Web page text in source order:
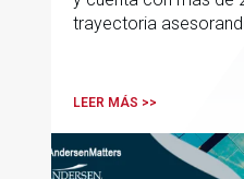
trayectoria
principalmente en los
medioambiental
LEER MÁS >>